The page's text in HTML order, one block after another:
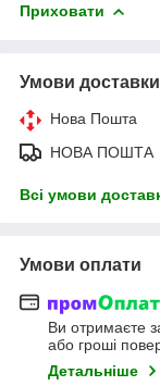
Приховати
Умови доставки
Нова Пошта
НОВА ПОШТА
Всі умови
Умови оплати
Ви отримаєте
або гроші
Детальніше